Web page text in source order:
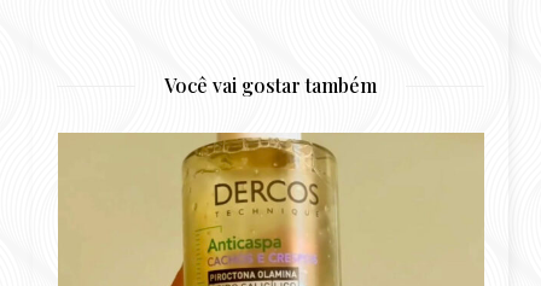
Você vai gostar também